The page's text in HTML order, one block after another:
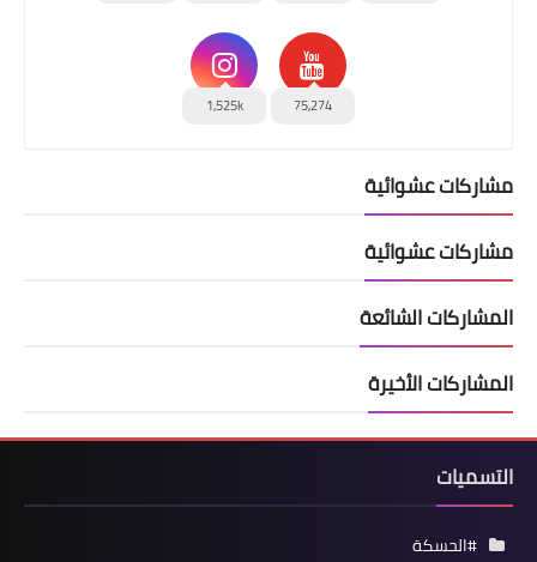
75,274
1,525k
مشاركات عشوائية
مشاركات عشوائية
المشاركات الشائعة
المشاركات الأخيرة
التسميات
#الحسكة